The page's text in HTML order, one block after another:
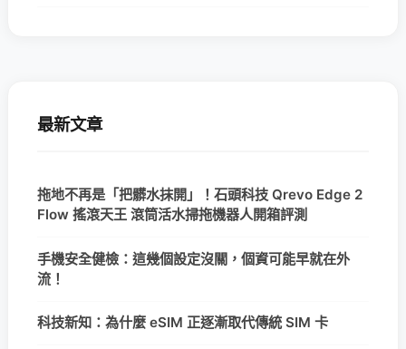
最新文章
拖地不再是「把髒水抹開」！石頭科技 Qrevo Edge 2
Flow 搖滾天王 滾筒活水掃拖機器人開箱評測
手機安全健檢：這幾個設定沒關，個資可能早就在外
流！
科技新知：為什麼 eSIM 正逐漸取代傳統 SIM 卡